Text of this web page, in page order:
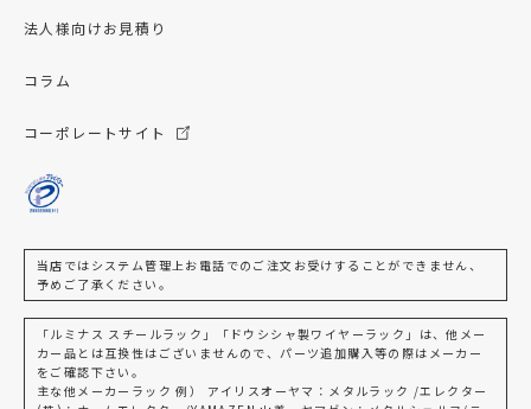
法人様向けお見積り
コラム
コーポレートサイト
当店ではシステム管理上お電話でのご注文お受けすることができません、
予めご了承ください。
「ルミナス スチールラック」「ドウシシャ製ワイヤーラック」は、他メー
カー品とは互換性はございませんので、パーツ追加購入等の際はメーカー
をご確認下さい。
主な他メーカーラック 例） アイリスオーヤマ：メタルラック /エレクター